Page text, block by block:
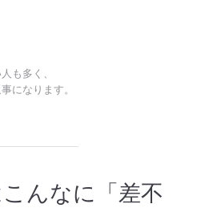
も多く、
になります。
んなに「差不